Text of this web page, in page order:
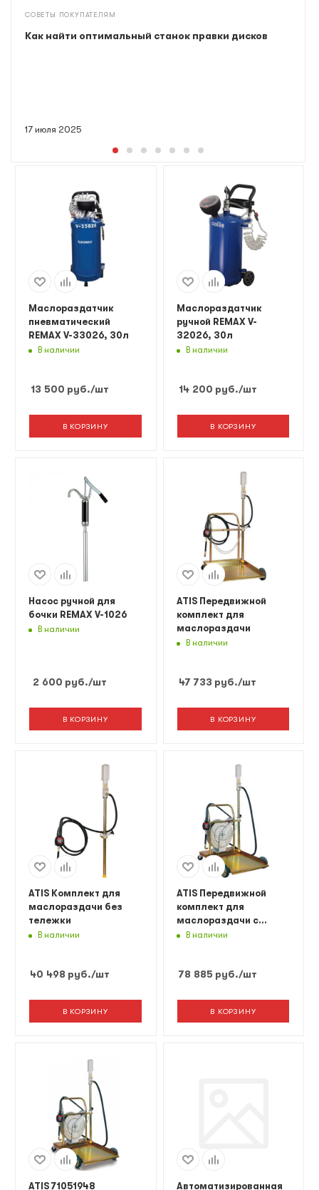
СОВЕТЫ ПОКУПАТЕЛЯМ
17 июля 2025
Как найти оптимальный станок правки дисков
Маслораздатчик
пневматический
REMAX V-33026, 30л
В наличии
13 500 руб./шт
В КОРЗИНУ
Маслораздатчик
ручной REMAX V-
32026, 30л
В наличии
14 200 руб./шт
В КОРЗИНУ
Насос ручной для
бочки REMAX V-1026
В наличии
2 600 руб./шт
В КОРЗИНУ
ATIS Передвижной
комплект для
маслораздачи
В наличии
47 733 руб./шт
В КОРЗИНУ
ATIS Комплект для
маслораздачи без
тележки
В наличии
40 498 руб./шт
В КОРЗИНУ
ATIS Передвижной
комплект для
маслораздачи с
катушкой
В наличии
78 885 руб./шт
В КОРЗИНУ
ATIS 71051948 Автоматизированная